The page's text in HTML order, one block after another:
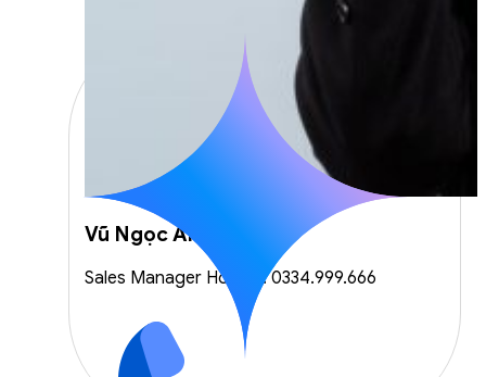
Vũ Ngọc Anh
Sales Manager Hotline: 0334.999.666